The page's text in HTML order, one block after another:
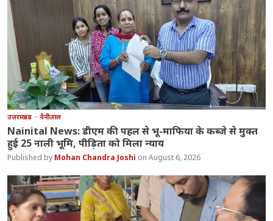
उत्तराखंड नैनीताल
Nainital News: डीएम की पहल से भू-माफिया के कब्जे से मुक्त
हुई 25 नाली भूमि, पीड़िता को मिला न्याय
Mohan Chandra Joshi August 6, 2026